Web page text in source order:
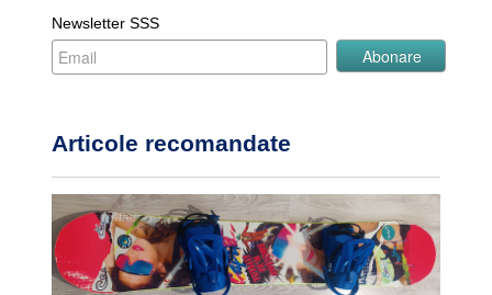
Newsletter SSS
Articole recomandate